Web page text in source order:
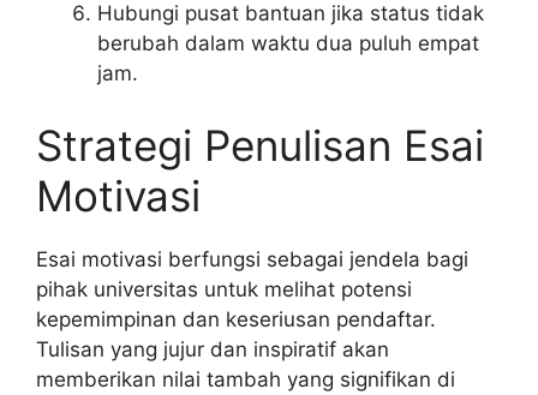
Hubungi pusat bantuan jika status tidak
berubah dalam waktu dua puluh empat
jam.
Strategi Penulisan Esai
Motivasi
Esai motivasi berfungsi sebagai jendela bagi
pihak universitas untuk melihat potensi
kepemimpinan dan keseriusan pendaftar.
Tulisan yang jujur dan inspiratif akan
memberikan nilai tambah yang signifikan di